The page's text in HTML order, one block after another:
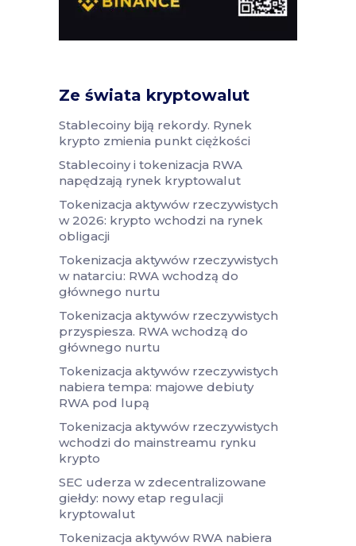
Ze świata kryptowalut
Stablecoiny biją rekordy. Rynek
krypto zmienia punkt ciężkości
Stablecoiny i tokenizacja RWA
napędzają rynek kryptowalut
Tokenizacja aktywów rzeczywistych
w 2026: krypto wchodzi na rynek
obligacji
Tokenizacja aktywów rzeczywistych
w natarciu: RWA wchodzą do
głównego nurtu
Tokenizacja aktywów rzeczywistych
przyspiesza. RWA wchodzą do
głównego nurtu
Tokenizacja aktywów rzeczywistych
nabiera tempa: majowe debiuty
RWA pod lupą
Tokenizacja aktywów rzeczywistych
wchodzi do mainstreamu rynku
krypto
SEC uderza w zdecentralizowane
giełdy: nowy etap regulacji
kryptowalut
Tokenizacja aktywów RWA nabiera